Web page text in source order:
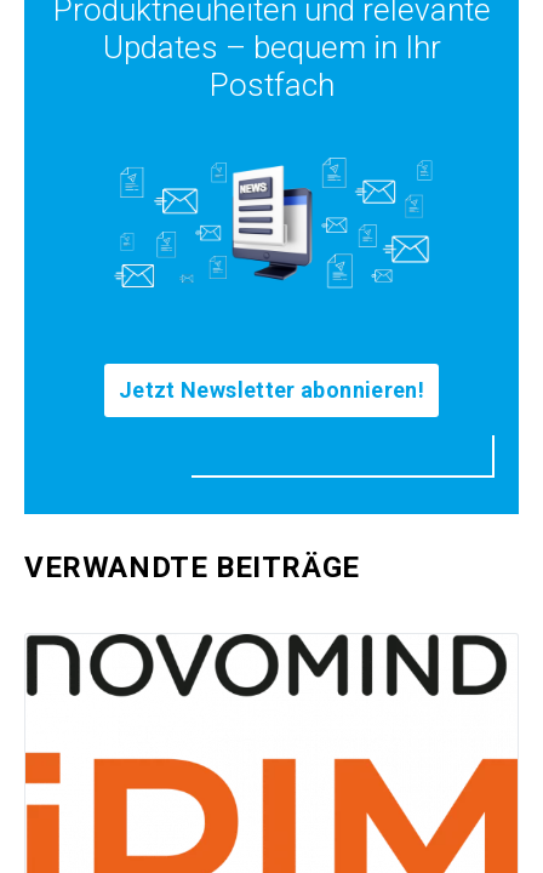
Produktneuheiten und relevante
Updates – bequem in Ihr
Postfach
Jetzt Newsletter abonnieren!
VERWANDTE BEITRÄGE